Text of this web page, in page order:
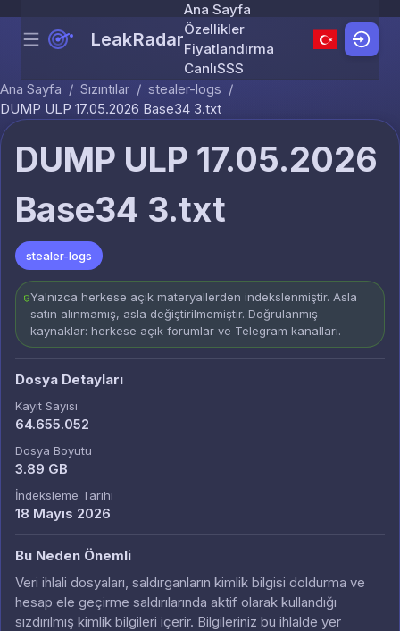
Skip to content
Menu LeakRadar
Ana Sayfa
Özellikler
Fiyatlandırma
CanlıSSS
Ana Sayfa / Sızıntılar / stealer-logs /
DUMP ULP 17.05.2026 Base34 3.txt
DUMP ULP 17.05.2026
Base34 3.txt
stealer-logs
Yalnızca herkese açık materyallerden indekslenmiştir. Asla
satın alınmamış, asla değiştirilmemiştir. Doğrulanmış
kaynaklar: herkese açık forumlar ve Telegram kanalları.
Dosya Detayları
Kayıt Sayısı
64.655.052
Dosya Boyutu
3.89 GB
İndeksleme Tarihi
18 Mayıs 2026
Bu Neden Önemli
Veri ihlali dosyaları, saldırganların kimlik bilgisi doldurma ve
hesap ele geçirme saldırılarında aktif olarak kullandığı
sızdırılmış kimlik bilgileri içerir. Bilgileriniz bu ihlalde yer